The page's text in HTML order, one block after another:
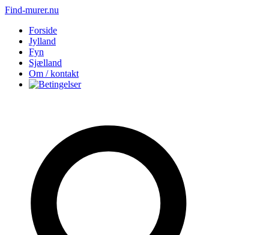
Find-murer.nu
Forside
Jylland
Fyn
Sjælland
Om / kontakt